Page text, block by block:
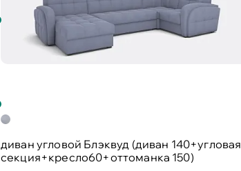
диван угловой Блэквуд (диван 140+угловая
секция+кресло60+оттоманка 150)